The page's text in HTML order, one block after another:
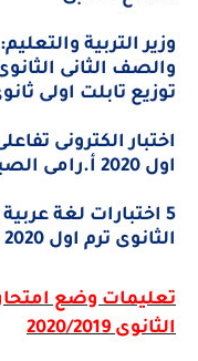
وزير التربية
والصف الثانى
توزيع تابلت اولى
اختبار الكترونى
اول 2020 أ.رامى الصباغ
5 اختبارات لغة
الثانوى ترم اول 2020 نظام حديث
تعليمات وضع
الثانوى 2020/2019